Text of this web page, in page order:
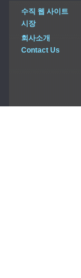
수직 웹 사이트
시장
회사소개
Contact Us